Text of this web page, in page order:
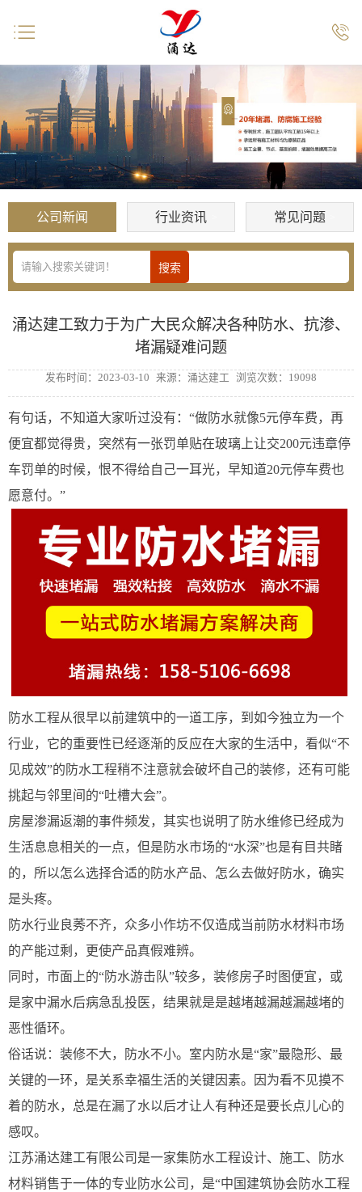
公司新闻 行业资讯 常见问题
涌达建工致力于为广大民众解决各种防水、抗渗、
堵漏疑难问题
发布时间：2023-03-10 来源：涌达建工 浏览次数：19098
有句话，不知道大家听过没有：“做防水就像5元停车费，再
便宜都觉得贵，突然有一张罚单贴在玻璃上让交200元违章停
车罚单的时候，恨不得给自己一耳光，早知道20元停车费也
愿意付。”
防水工程从很早以前建筑中的一道工序，到如今独立为一个
行业，它的重要性已经逐渐的反应在大家的生活中，看似“不
见成效”的防水工程稍不注意就会破坏自己的装修，还有可能
挑起与邻里间的“吐槽大会”。
房屋渗漏返潮的事件频发，其实也说明了防水维修已经成为
生活息息相关的一点，但是防水市场的“水深”也是有目共睹
的，所以怎么选择合适的防水产品、怎么去做好防水，确实
是头疼。
防水行业良莠不齐，众多小作坊不仅造成当前防水材料市场
的产能过剩，更使产品真假难辨。
同时，市面上的“防水游击队”较多，装修房子时图便宜，或
是家中漏水后病急乱投医，结果就是是越堵越漏越漏越堵的
恶性循环。
俗话说：装修不大，防水不小。室内防水是“家”最隐形、最
关键的一环，是关系幸福生活的关键因素。因为看不见摸不
着的防水，总是在漏了水以后才让人有种还是要长点儿心的
感叹。
江苏涌达建工有限公司是一家集防水工程设计、施工、防水
材料销售于一体的专业防水公司，是“中国建筑协会防水工程
 